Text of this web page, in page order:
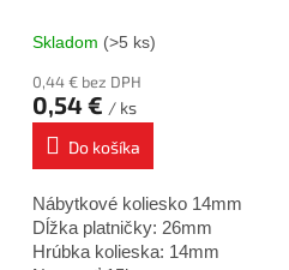
Skladom (>5 ks)
0,44 € bez DPH
0,54 € / ks
Do košíka
Nábytkové koliesko 14mm
Dĺžka platničky: 26mm
Hrúbka kolieska: 14mm